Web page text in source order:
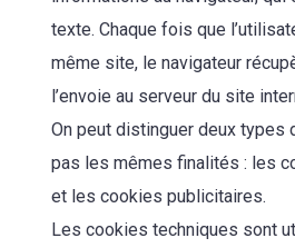
texte. Chaque fois que
même site, le navigateur
l’envoie au serveur du site
On peut distinguer deux types
pas les mêmes finalités : les
et les cookies publicitaires.
Les cookies techniques sont